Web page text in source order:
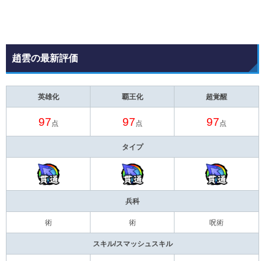
趙雲の最新評価
英雄化 覇王化 超覚醒
97 点 97 点 97 点
タイプ
兵科
術 術 呪術
スキル/スマッシュスキル